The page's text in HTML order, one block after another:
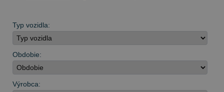
Typ vozidla:
Obdobie:
Výrobca: